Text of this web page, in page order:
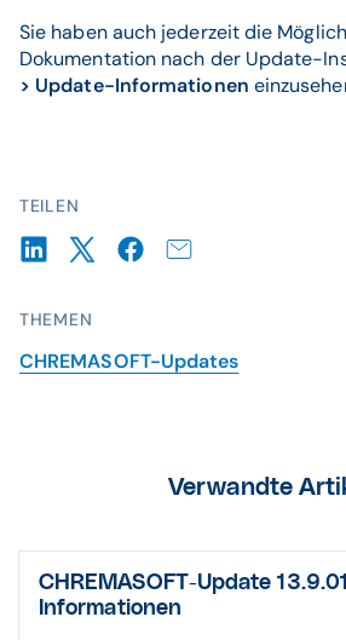
TEILEN
THEMEN
CHREMASOFT-Updates
Sie haben auch jederzeit die
Dokumentation nach der Update-
> Update-Informationen
Verwandte
CHREMASOFT-Update
Informationen